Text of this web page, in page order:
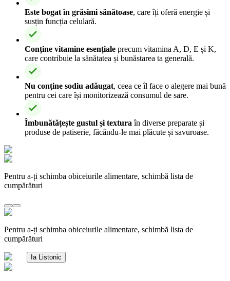
Este bogat în grăsimi sănătoase, care îți oferă energie și
susțin funcția celulară.
Conține vitamine esențiale precum vitamina A, D, E și K,
care contribuie la sănătatea și bunăstarea ta generală.
Nu conține sodiu adăugat, ceea ce îl face o alegere mai bună
pentru cei care își monitorizează consumul de sare.
Îmbunătățește gustul și textura în diverse preparate și
produse de patiserie, făcându-le mai plăcute și savuroase.
Pentru a-ți schimba obiceiurile alimentare, schimbă lista de
cumpărături
Pentru a-ți schimba obiceiurile alimentare, schimbă lista de
cumpărături
Ia Listonic